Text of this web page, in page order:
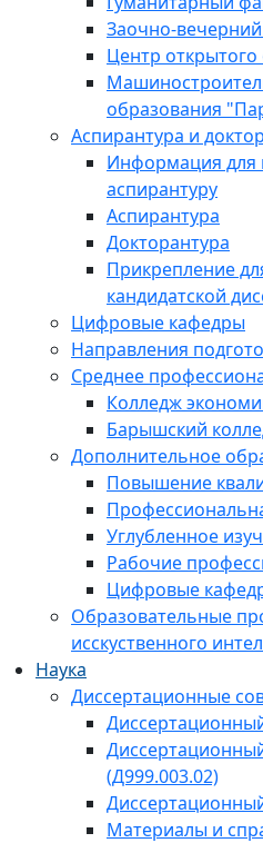
Заочно-
Центр
образования
Аспирантура и
Информация для
аспирантуру
Аспирантура
Докторантура
Прикрепление
кандидатской
Цифровые кафедры
Направления
Среднее
Колледж
Барышский
Дополнительное
Повышение
Углубленное
Рабочие
Цифровые
Образовательные
исскуственного
Наука
Диссертационные
(Д999.003.02)
Материалы и